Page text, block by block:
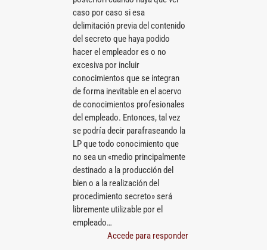
caso por caso si esa
delimitación previa del contenido
del secreto que haya podido
hacer el empleador es o no
excesiva por incluir
conocimientos que se integran
de forma inevitable en el acervo
de conocimientos profesionales
del empleado. Entonces, tal vez
se podría decir parafraseando la
LP que todo conocimiento que
no sea un «medio principalmente
destinado a la producción del
bien o a la realización del
procedimiento secreto» será
libremente utilizable por el
empleado…
Accede para responder